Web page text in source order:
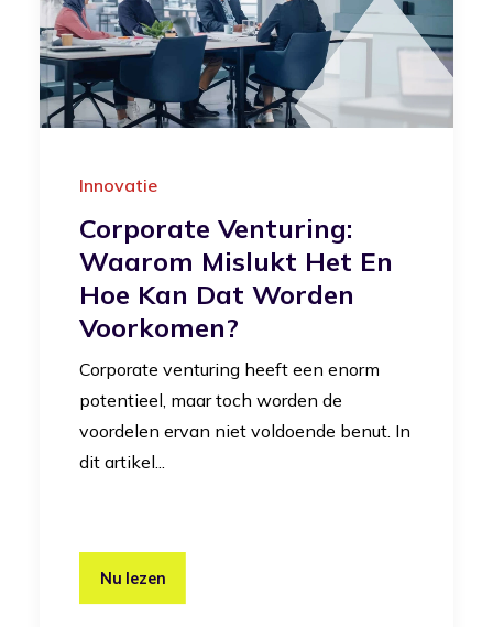
Innovatie
Corporate Venturing:
Waarom Mislukt Het En
Hoe Kan Dat Worden
Voorkomen?
Corporate venturing heeft een enorm
potentieel, maar toch worden de
voordelen ervan niet voldoende benut. In
dit artikel...
Nu lezen